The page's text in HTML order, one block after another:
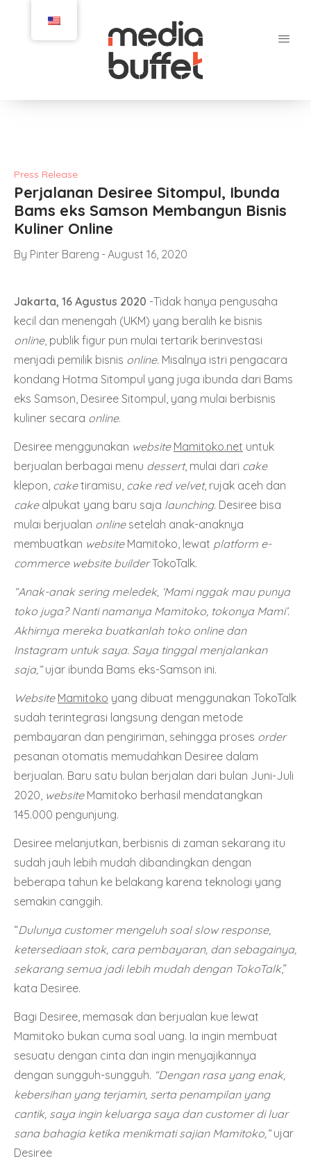
Press Release
Perjalanan Desiree Sitompul, Ibunda
Bams eks Samson Membangun Bisnis
Kuliner Online
By Pinter Bareng August 16, 2020
Jakarta, 16 Agustus 2020 -Tidak hanya pengusaha
kecil dan menengah (UKM) yang beralih ke bisnis
online, publik figur pun mulai tertarik berinvestasi
menjadi pemilik bisnis online. Misalnya istri pengacara
kondang Hotma Sitompul yang juga ibunda dari Bams
eks Samson, Desiree Sitompul, yang mulai berbisnis
kuliner secara online.
Desiree menggunakan website Mamitoko.net untuk
berjualan berbagai menu dessert, mulai dari cake
klepon, caketiramisu, cake red velvet, rujak aceh dan
cake alpukat yang baru saja launching. Desiree bisa
mulai berjualan online setelah anak-anaknya
membuatkan website Mamitoko, lewat platform e-
commerce website builderTokoTalk.
“Anak-anak sering meledek, ‘Mami nggak mau punya
toko juga? Nanti namanya Mamitoko, tokonya Mami’.
Akhirnya mereka buatkanlah toko online dan
Instagram untuk saya. Saya tinggal menjalankan
saja,”ujar ibunda Bams eks-Samson ini.
Website Mamitoko yang dibuat menggunakan TokoTalk
sudah terintegrasi langsung dengan metode
pembayaran dan pengiriman, sehingga proses order
pesanan otomatis memudahkan Desiree dalam
berjualan. Baru satu bulan berjalan dari bulan Juni-Juli
2020, website Mamitoko berhasil mendatangkan
145.000 pengunjung.
Desiree melanjutkan, berbisnis di zaman sekarang itu
sudah jauh lebih mudah dibandingkan dengan
beberapa tahun ke belakang karena teknologi yang
semakin canggih.
“Dulunya customer mengeluh soal slow response,
ketersediaan stok, cara pembayaran, dan sebagainya,
sekarang semua jadi lebih mudah dengan TokoTalk,”
kata Desiree.
Bagi Desiree, memasak dan berjualan kue lewat
Mamitoko bukan cuma soal uang. Ia ingin membuat
sesuatu dengan cinta dan ingin menyajikannya
dengan sungguh-sungguh. “Dengan rasa yang enak,
kebersihan yang terjamin, serta penampilan yang
cantik, saya ingin keluarga saya dan customer di luar
sana bahagia ketika menikmati sajian Mamitoko,”ujar
Desiree